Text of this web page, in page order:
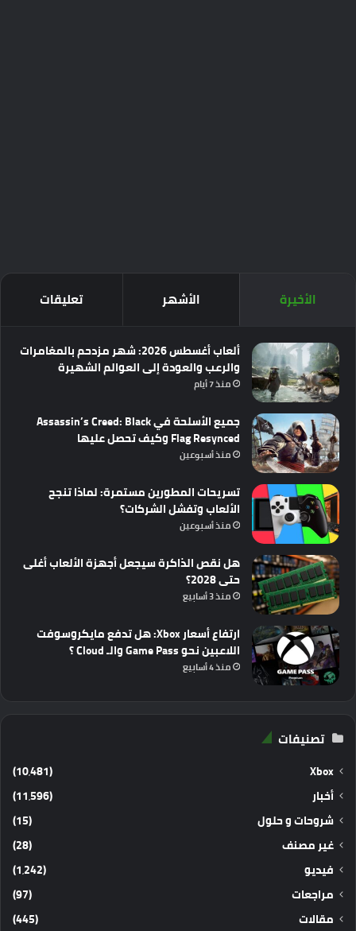
الأخيرة الأشهر تعليقات
ألعاب أغسطس 2026: شهر مزدحم بالمغامرات
والرعب والعودة إلى العوالم الشهيرة
منذ 7 أيام
جميع الأسلحة في Assassin’s Creed: Black
Flag Resynced وكيف تحصل عليها
منذ أسبوعين
تسريحات المطورين مستمرة: لماذا تنجح
الألعاب وتفشل الشركات؟
منذ أسبوعين
هل نقص الذاكرة سيجعل أجهزة الألعاب أغلى
حتى 2028؟
منذ 3 أسابيع
ارتفاع أسعار Xbox: هل تدفع مايكروسوفت
اللاعبين نحو Game Pass والـ Cloud ؟
منذ 4 أسابيع
تصنيفات
Xbox
(10٬481)
أخبار
(11٬596)
شروحات و حلول
(15)
غير مصنف
(28)
فيديو
(1٬242)
مراجعات
(97)
مقالات
(445)